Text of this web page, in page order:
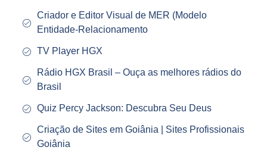
Criador e Editor Visual de MER (Modelo
Entidade‑Relacionamento
TV Player HGX
Rádio HGX Brasil – Ouça as melhores rádios do
Brasil
Quiz Percy Jackson: Descubra Seu Deus
Criação de Sites em Goiânia | Sites Profissionais
Goiânia